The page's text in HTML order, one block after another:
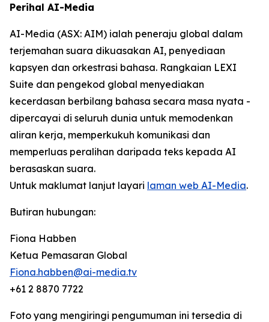
Perihal AI-Media
AI-Media (ASX: AIM) ialah peneraju global dalam
terjemahan suara dikuasakan AI, penyediaan
kapsyen dan orkestrasi bahasa. Rangkaian LEXI
Suite dan pengekod global menyediakan
kecerdasan berbilang bahasa secara masa nyata -
dipercayai di seluruh dunia untuk memodenkan
aliran kerja, memperkukuh komunikasi dan
memperluas peralihan daripada teks kepada AI
berasaskan suara.
Untuk maklumat lanjut layari laman web AI-Media.
Butiran hubungan:
Fiona Habben
Ketua Pemasaran Global
Fiona.habben@ai-media.tv
+61 2 8870 7722
Foto yang mengiringi pengumuman ini tersedia di